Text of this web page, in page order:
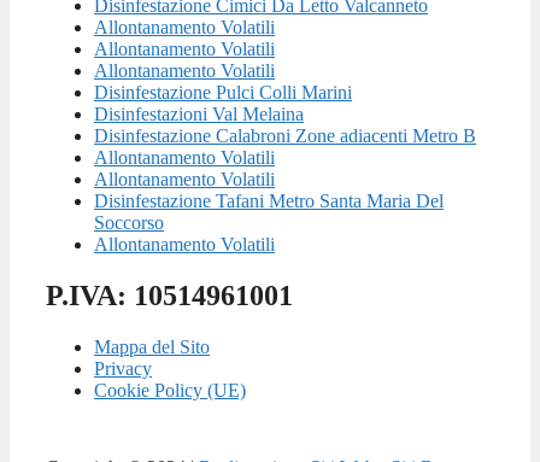
Disinfestazione Cimici Da Letto Valcanneto
Allontanamento Volatili
Allontanamento Volatili
Allontanamento Volatili
Disinfestazione Pulci Colli Marini
Disinfestazioni Val Melaina
Disinfestazione Calabroni Zone adiacenti Metro B
Allontanamento Volatili
Allontanamento Volatili
Disinfestazione Tafani Metro Santa Maria Del
Soccorso
Allontanamento Volatili
P.IVA: 10514961001
Mappa del Sito
Privacy
Cookie Policy (UE)